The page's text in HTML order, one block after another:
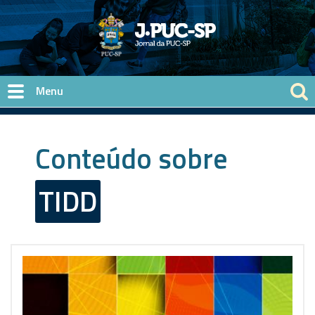
Pular para o conteúdo principal
Conteúdo sobre
TIDD